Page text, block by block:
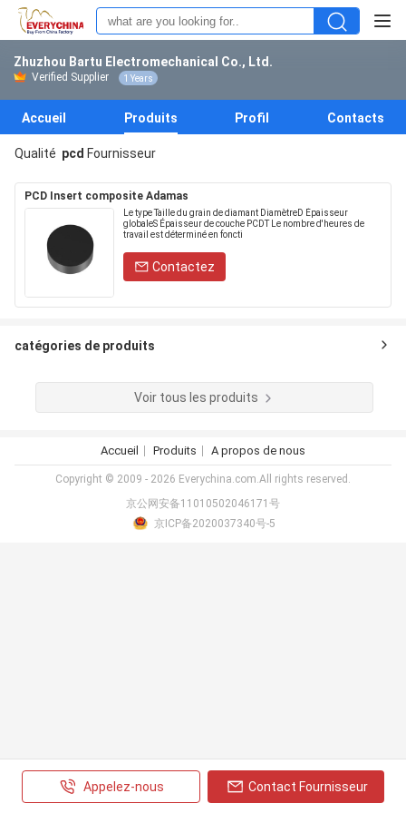
Zhuzhou Bartu Electromechanical Co., Ltd.
Verified Supplier 1 Years
Accueil Produits Profil Contacts
Qualité pcd Fournisseur
PCD Insert composite Adamas
Le type Taille du grain de diamant DiamètreD Épaisseur
globaleS Épaisseur de couche PCDT Le nombre d'heures de
travail est déterminé en foncti
Contactez
catégories de produits
Voir tous les produits
Appelez-nous Contact Fournisseur
Accueil Produits A propos de nous
Copyright © 2009 - 2026 Everychina.com.All rights reserved.
京公网安备11010502046171号
京ICP备2020037340号-5